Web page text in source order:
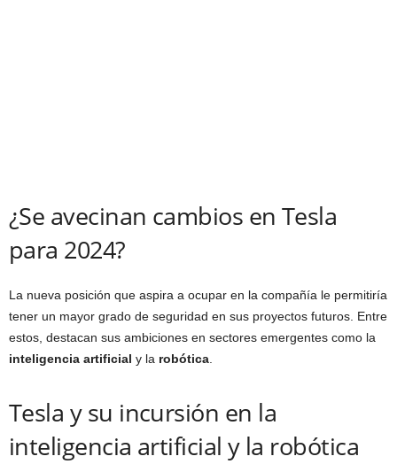
¿Se avecinan cambios en Tesla
para 2024?
La nueva posición que aspira a ocupar en la compañía le permitiría
tener un mayor grado de seguridad en sus proyectos futuros. Entre
estos, destacan sus ambiciones en sectores emergentes como la
inteligencia artificial y la robótica.
Tesla y su incursión en la
inteligencia artificial y la robótica